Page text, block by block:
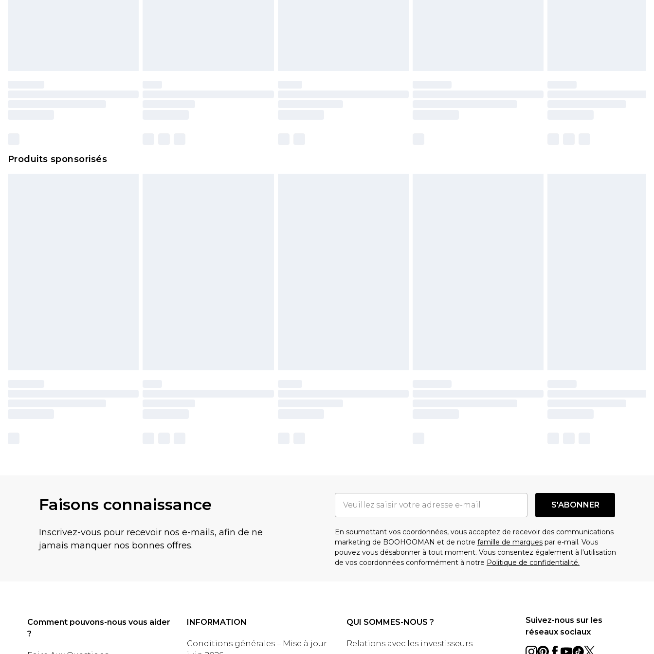
Produits sponsorisés
Faisons connaissance
Inscrivez-vous pour recevoir nos e-mails, afin de ne
jamais manquer nos bonnes offres.
S'ABONNER
En soumettant vos coordonnées, vous acceptez de recevoir des communications
marketing de BOOHOOMAN et de notre famille de marques par e-mail. Vous
pouvez vous désabonner à tout moment. Vous consentez également à l'utilisation
de vos coordonnées conformément à notre Politique de confidentialité.
Comment pouvons-nous vous aider
?
INFORMATION
Conditions générales – Mise à jour
QUI SOMMES-NOUS ?
Relations avec les investisseurs
Suivez-nous sur les
réseaux sociaux